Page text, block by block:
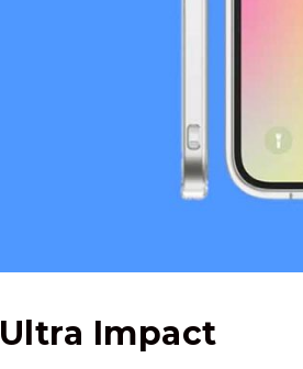
Ultra Impact